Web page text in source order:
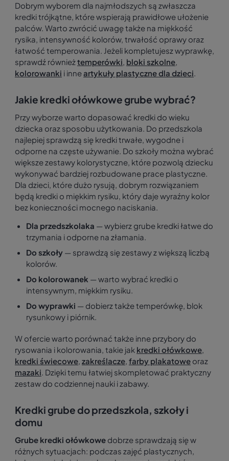
Dobrym wyborem dla najmłodszych są zwłaszcza
kredki trójkątne, które wspierają prawidłowe ułożenie
palców. Warto zwrócić uwagę także na miękkość
rysika, intensywność kolorów, trwałość oprawy oraz
łatwość temperowania. Jeżeli kompletujesz wyprawkę,
sprawdź równieżtemperówki, bloki szkolne,
kolorowanki i inneartykuły plastyczne dla dzieci.
Jakie kredki ołówkowe grube wybrać?
Przy wyborze warto dopasować kredki do wieku
dziecka oraz sposobu użytkowania. Do przedszkola
najlepiej sprawdzą się kredki trwałe, wygodne i
odporne na częste używanie. Do szkoły można wybrać
większe zestawy kolorystyczne, które pozwolą dziecku
wykonywać bardziej rozbudowane prace plastyczne.
Dla dzieci, które dużo rysują, dobrym rozwiązaniem
będą kredki o miękkim rysiku, który daje wyraźny kolor
bez konieczności mocnego naciskania.
Dla przedszkolaka — wybierz grube kredki łatwe do
trzymania i odporne na złamania.
Do szkoły — sprawdzą się zestawy z większą liczbą
kolorów.
Do kolorowanek — warto wybrać kredki o
intensywnym, miękkim rysiku.
Do wyprawki — dobierz także temperówkę, blok
rysunkowy i piórnik.
W ofercie warto porównać także inne przybory do
rysowania i kolorowania, takie jak kredki ołówkowe,
kredki świecowe, zakreślacze, farby plakatowe oraz
mazaki. Dzięki temu łatwiej skompletować praktyczny
zestaw do codziennej nauki i zabawy.
Kredki grube do przedszkola, szkoły i
domu
Grube kredki ołówkowe dobrze sprawdzają się w
różnych sytuacjach: podczas zajęć plastycznych,